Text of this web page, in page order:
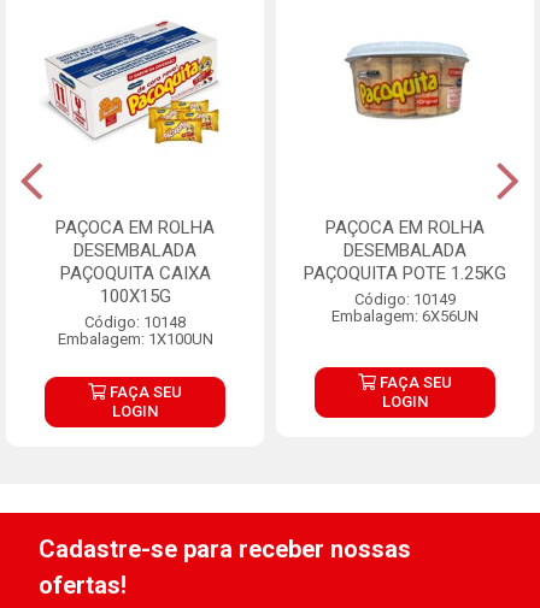
PAÇOCA EM ROLHA
DESEMBALADA
PAÇOQUITA CAIXA
100X15G
Código: 10148
Embalagem: 1X100UN
FAÇA SEU
LOGIN
PAÇOCA EM ROLHA
DESEMBALADA
PAÇOQUITA POTE 1.25KG
Código: 10149
Embalagem: 6X56UN
FAÇA SEU
LOGIN
Cadastre-se para receber nossas
ofertas!